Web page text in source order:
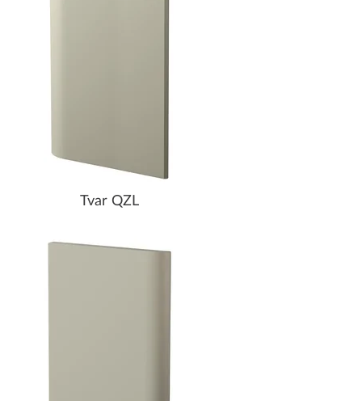
Tvar QZL